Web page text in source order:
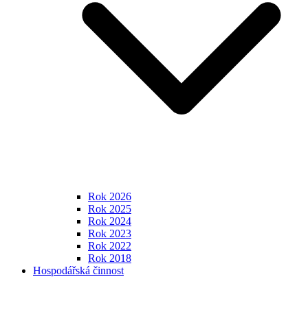
Rok 2026
Rok 2025
Rok 2024
Rok 2023
Rok 2022
Rok 2018
Hospodářská činnost